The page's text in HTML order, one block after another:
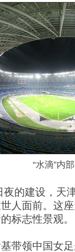
“水滴”内部
建设，天津
人面前。这
标志性景观。
领中国女足